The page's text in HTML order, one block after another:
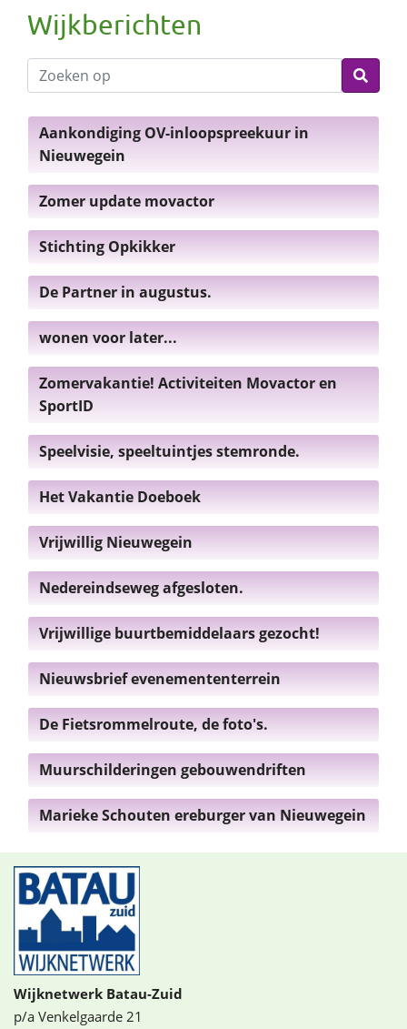
Wijkberichten
Aankondiging OV-inloopspreekuur in
Nieuwegein
Zomer update movactor
Stichting Opkikker
De Partner in augustus.
wonen voor later...
Zomervakantie! Activiteiten Movactor en
SportID
Speelvisie, speeltuintjes stemronde.
Het Vakantie Doeboek
Vrijwillig Nieuwegein
Nedereindseweg afgesloten.
Vrijwillige buurtbemiddelaars gezocht!
Nieuwsbrief evenemententerrein
De Fietsrommelroute, de foto's.
Muurschilderingen gebouwendriften
Marieke Schouten ereburger van Nieuwegein
Wijknetwerk Batau-Zuid
p/a Venkelgaarde 21